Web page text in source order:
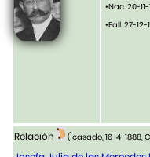
•Nac. 20-
•Fall. 27-
Relación ( casado, 16-4-